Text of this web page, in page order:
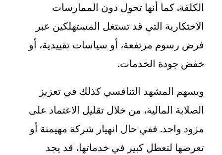
الكلفة. كما أنها تحول دون الممارسات
الاحتكارية التي قد تستغل المستهلكين عبر
فرض رسوم مرتفعة، أو سياسات تقييدية، أو
خفض جودة الخدمات.
ويسهم المشهد التنافسي كذلك في تعزيز
الصلابة المالية، من خلال تقليل الاعتماد على
مزود واحد. ففي حال انهيار شركة مهيمنة أو
تعرضها لتعطل كبير في خدماتها، قد يجد